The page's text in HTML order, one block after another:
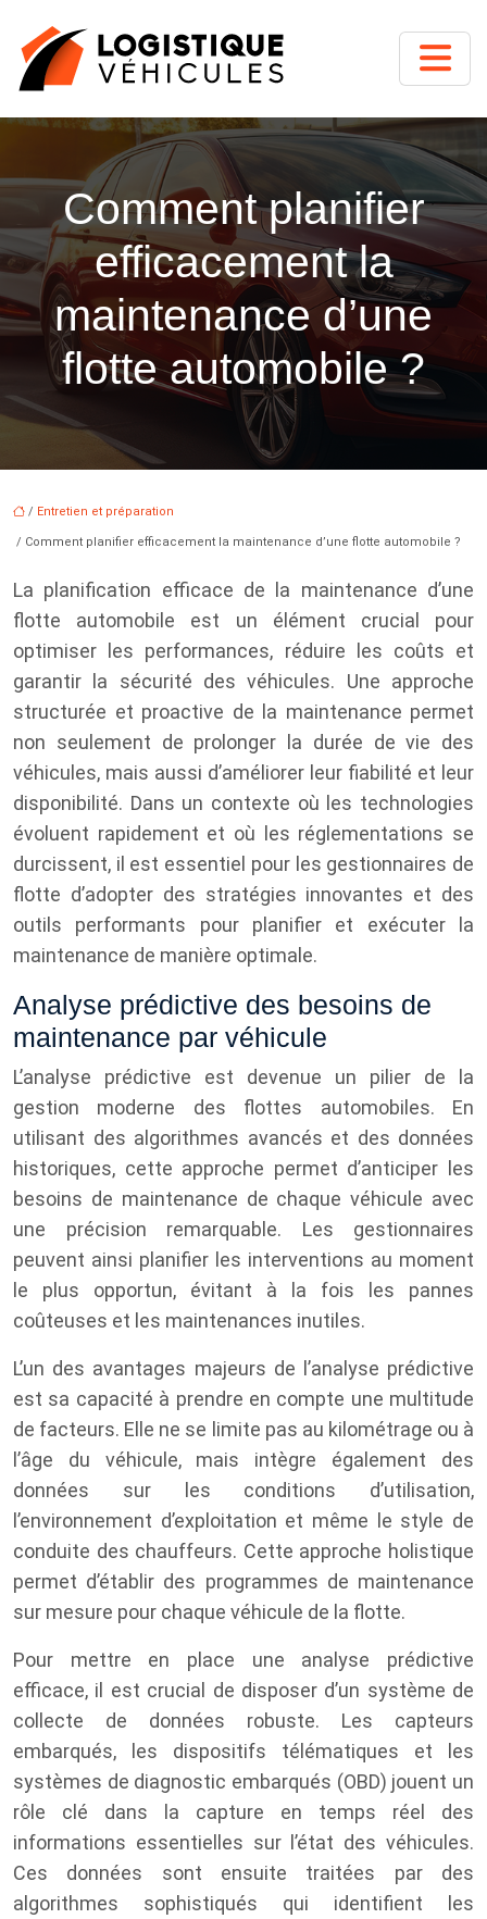
Comment planifier
efficacement la
maintenance d’une
flotte automobile ?
/ Entretien et préparation
/ Comment planifier efficacement la maintenance d’une flotte automobile ?
La planification efficace de la maintenance d’une
flotte automobile est un élément crucial pour
optimiser les performances, réduire les coûts et
garantir la sécurité des véhicules. Une approche
structurée et proactive de la maintenance permet
non seulement de prolonger la durée de vie des
véhicules, mais aussi d’améliorer leur fiabilité et leur
disponibilité. Dans un contexte où les technologies
évoluent rapidement et où les réglementations se
durcissent, il est essentiel pour les gestionnaires de
flotte d’adopter des stratégies innovantes et des
outils performants pour planifier et exécuter la
maintenance de manière optimale.
Analyse prédictive des besoins de
maintenance par véhicule
L’analyse prédictive est devenue un pilier de la
gestion moderne des flottes automobiles. En
utilisant des algorithmes avancés et des données
historiques, cette approche permet d’anticiper les
besoins de maintenance de chaque véhicule avec
une précision remarquable. Les gestionnaires
peuvent ainsi planifier les interventions au moment
le plus opportun, évitant à la fois les pannes
coûteuses et les maintenances inutiles.
L’un des avantages majeurs de l’analyse prédictive
est sa capacité à prendre en compte une multitude
de facteurs. Elle ne se limite pas au kilométrage ou à
l’âge du véhicule, mais intègre également des
données sur les conditions d’utilisation,
l’environnement d’exploitation et même le style de
conduite des chauffeurs. Cette approche holistique
permet d’établir des programmes de maintenance
sur mesure pour chaque véhicule de la flotte.
Pour mettre en place une analyse prédictive
efficace, il est crucial de disposer d’un système de
collecte de données robuste. Les capteurs
embarqués, les dispositifs télématiques et les
systèmes de diagnostic embarqués (OBD) jouent un
rôle clé dans la capture en temps réel des
informations essentielles sur l’état des véhicules.
Ces données sont ensuite traitées par des
algorithmes sophistiqués qui identifient les